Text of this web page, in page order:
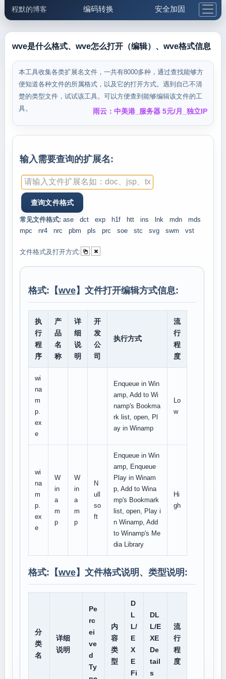
程默的博客 编码转换 安全加固
邮件工具 生活便民 更多工具
5.1支付宝大红包
wve是什么格式、wve怎么打开（编辑）、wve格式信息
本工具收集各类扩展名文件，一共有8000多种，通过查找能够方
便知道各种文件的所属格式，以及它的打开方式。遇到自己不清
楚的类型文件，试试该工具。可以方便查到能够编辑该文件的工
具。
雨云：中美港_服务器 5元/月_独立IP
输入需要查询的扩展名:
常见文件格式: ase dct exp h1f htt ins lnk mdn
mds
mpc
nr4 nrc pbm pls prc soe stc svg swm vst
文件格式及打开方式:
格式:【wve】文件打开编辑方式信息:
执
行
程
序
产
品
名
称
详
细
说
明
开
发
公
司
执行方式
流
行
程
度
wi
na
m
p.
ex
e
Enqueue in Win
amp, Add to Wi
namp's Bookma
rk list, open, Pl
ay in Winamp
Lo
w
wi
na
m
p.
ex
e
W
in
a
m
p
W
in
a
m
p
N
ull
so
ft
Enqueue in Win
amp, Enqueue
Play in Winam
p, Add to Wina
mp's Bookmark
list, open, Play i
n Winamp, Add
to Winamp's Me
dia Library
Hi
gh
格式:【wve】文件格式说明、类型说明:
分
类
名
详细
说明
Pe
rc
ei
ve
d
Ty
内
容
类
型
D
L
L/
E
X
E
Fi
DL
L/E
XE
De
tail
s
流
行
程
度